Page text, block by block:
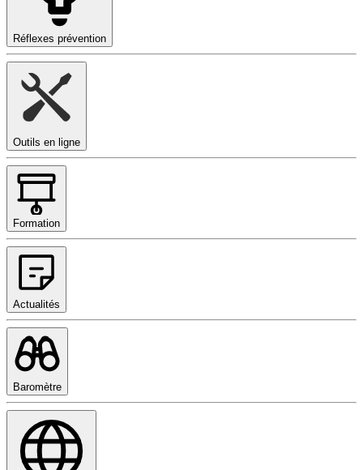
Réflexes prévention
Outils en ligne
Formation
Actualités
Baromètre